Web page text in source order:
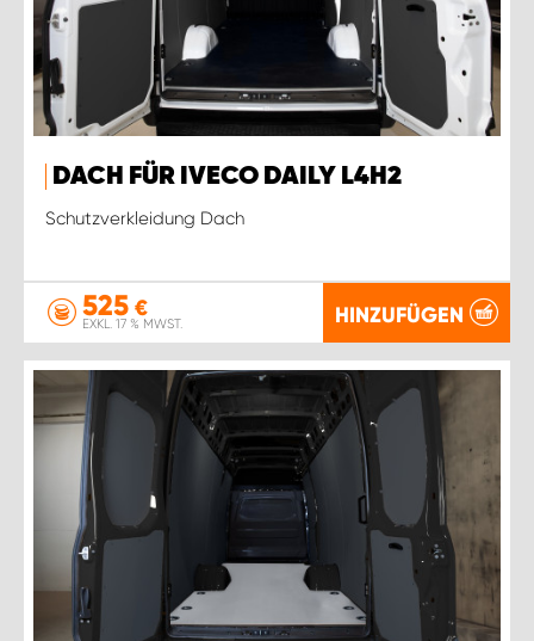
DACH FÜR IVECO DAILY L4H2
Schutzverkleidung Dach
525 €
EXKL. 17 % MWST. HINZUFÜGEN